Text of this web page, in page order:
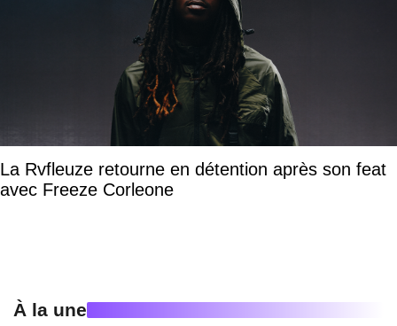
La Rvfleuze retourne en détention après son feat
avec Freeze Corleone
À la une